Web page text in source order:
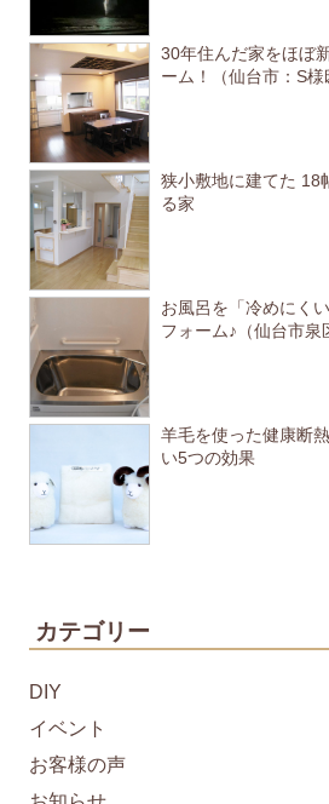
30年住んだ家をほぼ
ーム！（仙台市：S様
狭小敷地に建てた 18
る家
お風呂を「冷めにく
フォーム♪（仙台市泉
羊毛を使った健康断
い5つの効果
カテゴリー
DIY
イベント
お客様の声